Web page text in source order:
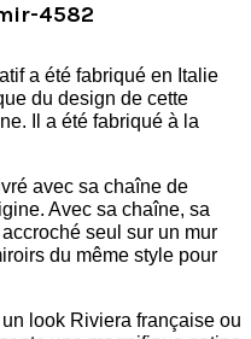
4582
a été fabriqué en Italie
du design de cette
Il a été fabriqué à la
avec sa chaîne de
Avec sa chaîne, sa
seul sur un mur
du même style pour
look Riviera française ou